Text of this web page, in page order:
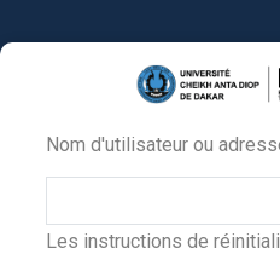
au
Primary
tabs
Nom d'utilisateur ou
Les instructions de